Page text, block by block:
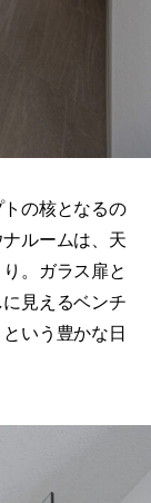
の核となるの
ルームは、天
。ガラス扉と
見えるベンチ
いう豊かな日